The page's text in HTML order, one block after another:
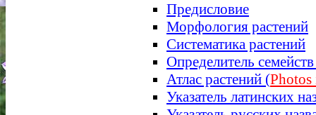
Предисловие
Морфология растений
Систематика растений
Определитель
Атлас растений (Photos
Указатель латинских